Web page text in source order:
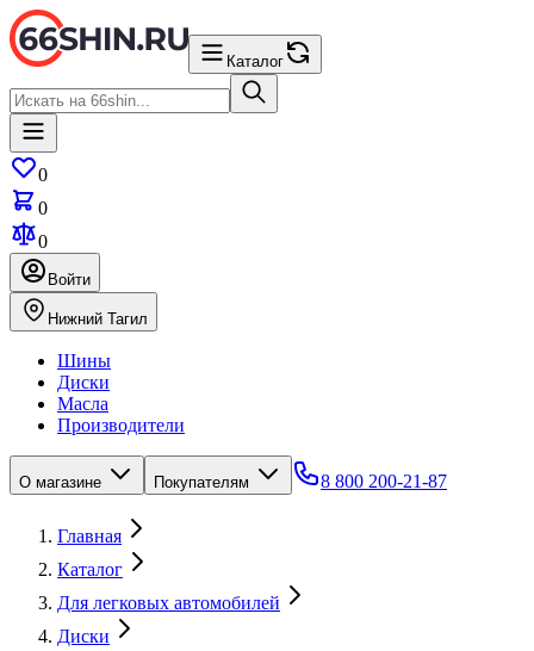
Каталог
0
0
0
Войти
Нижний Тагил
Шины
Диски
Масла
Производители
О магазине Покупателям 8 800 200-21-87
Главная
Каталог
Для легковых автомобилей
Диски